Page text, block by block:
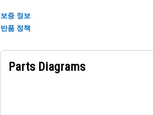
보증 정보
반품 정책
Parts Diagrams